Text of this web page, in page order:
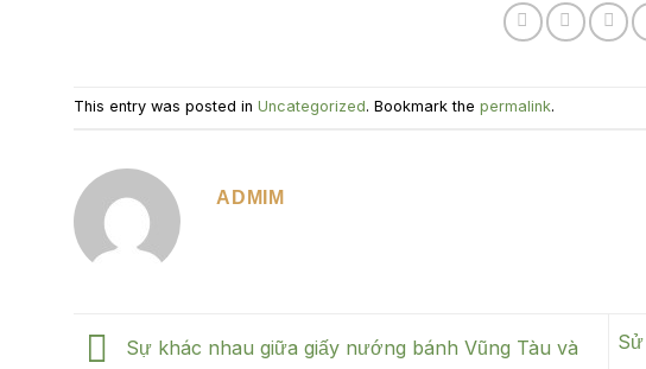
This entry was posted in Uncategorized. Bookmark the permalink.
ADMIM
Sự khác nhau giữa giấy nướng bánh Vũng Tàu và